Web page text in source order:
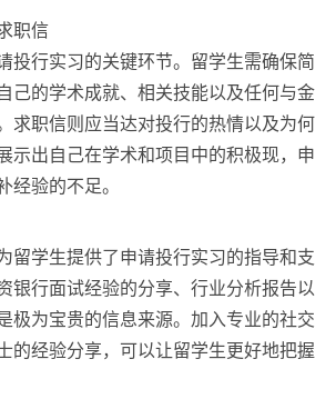
职信
投行实习的关键环节。留学生需确保简
己的学术成就、相关技能以及任何与金
求职信则应当达对投行的热情以及为何
示出自己在学术和项目中的积极现，申
经验的不足。
留学生提供了申请投行实习的指导和支
银行面试经验的分享、行业分析报告以
极为宝贵的信息来源。加入专业的社交
的经验分享，可以让留学生更好地把握